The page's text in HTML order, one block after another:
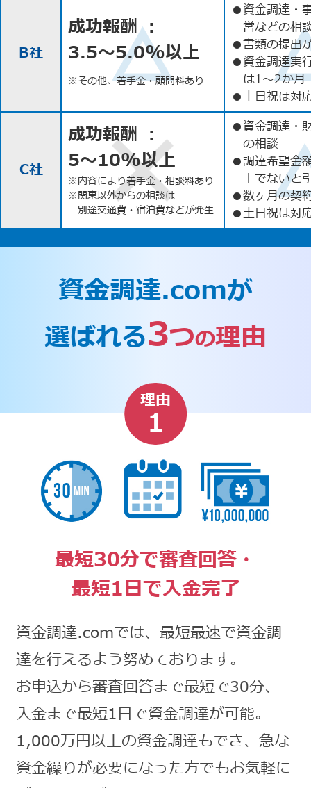
B社
成功報酬 ：
3.5〜5.0%以上
※その他、着手金・顧問料あり
●資金調達・
営などの相
●書類の提出
●資金調達実
は1〜2か月
●土日祝は対
C社
成功報酬 ：
5〜10%以上
※内容により着手金・相談料あり
※関東以外からの相談は
別途交通費・宿泊費などが発生
●資金調達・
の相談
●調達希望金
上でないと
●数ヶ月の契
●土日祝は対
資金調達.comが
選ばれる3つの理由
理由
1
最短30分で審査回答・
最短1日で入金完了
資金調達.comでは、最短最速で資金調
達を行えるよう努めております。
お申込から審査回答まで最短で30分、
入金まで最短1日で資金調達が可能。
1,000万円以上の資金調達もでき、急な
資金繰りが必要になった方でもお気軽に